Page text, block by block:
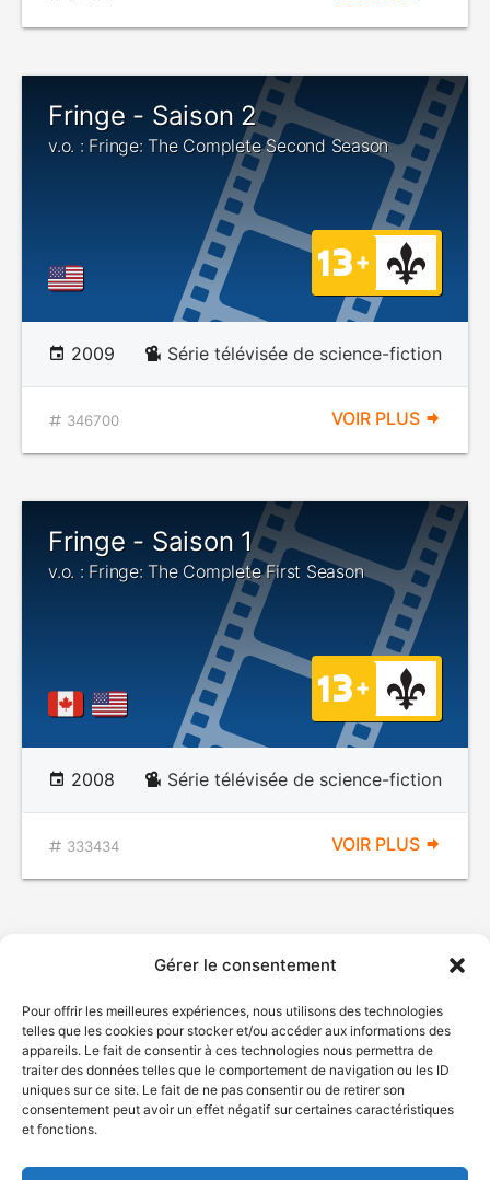
Gérer le consentement
Pour offrir les meilleures expériences, nous utilisons des technologies
telles que les cookies pour stocker et/ou accéder aux informations des
appareils. Le fait de consentir à ces technologies nous permettra de
traiter des données telles que le comportement de navigation ou les ID
uniques sur ce site. Le fait de ne pas consentir ou de retirer son
consentement peut avoir un effet négatif sur certaines caractéristiques
et fonctions.
Fringe - Saison 2
v.o. : Fringe: The Complete Second Season
2009 Série télévisée de science-fiction
346700 VOIR PLUS
Fringe - Saison 1
v.o. : Fringe: The Complete First Season
2008 Série télévisée de science-fiction
333434 VOIR PLUS
© Gouvernement du Québec, 2026
Plan du site